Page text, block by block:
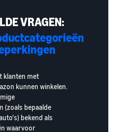
VRAGEN:
klanten met
kunnen winkelen.
(zoals bepaalde
bekend als
waarvoor